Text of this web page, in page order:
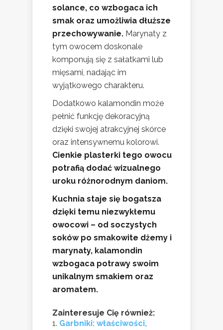
solance, co wzbogaca ich
smak oraz umożliwia dłuższe
przechowywanie. Marynaty z
tym owocem doskonale
komponują się z sałatkami lub
mięsami, nadając im
wyjątkowego charakteru.
Dodatkowo kalamondin może
pełnić funkcję dekoracyjną
dzięki swojej atrakcyjnej skórce
oraz intensywnemu kolorowi.
Cienkie plasterki tego owocu
potrafią dodać wizualnego
uroku różnorodnym daniom.
Kuchnia staje się bogatsza
dzięki temu niezwykłemu
owocowi – od soczystych
soków po smakowite dżemy i
marynaty, kalamondin
wzbogaca potrawy swoim
unikalnym smakiem oraz
aromatem.
Zainteresuje Cię również:
Garbniki: właściwości,